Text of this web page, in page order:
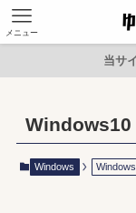
メニュー
当サ
Windows10
Windows